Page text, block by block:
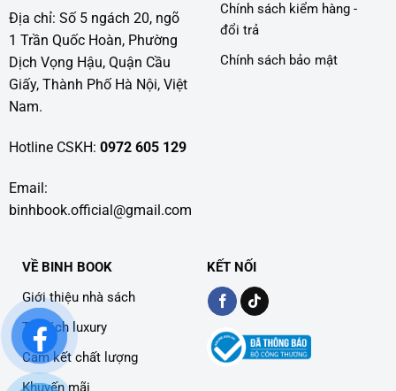
Địa chỉ: Số 5 ngách 20, ngõ
1 Trần Quốc Hoàn, Phường
Dịch Vọng Hậu, Quận Cầu
Giấy, Thành Phố Hà Nội, Việt
Nam.
Hotline CSKH: 0972 605 129
Email:
binhbook.official@gmail.com
Chính sách kiểm hàng -
đổi trả
Chính sách bảo mật
VỀ BINH BOOK
Giới thiệu nhà sách
Tủ sách luxury
Cam kết chất lượng
Khuyến mãi
KẾT NỐI